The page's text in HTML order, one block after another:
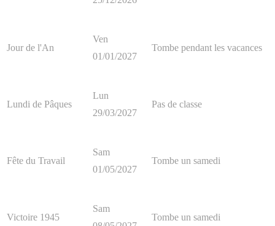
Jour de l'An
Ven
01/01/2027
Tombe pendant les vacances
Lundi de Pâques
Lun
29/03/2027
Pas de classe
Fête du Travail
Sam
01/05/2027
Tombe un samedi
Victoire 1945
Sam
Tombe un samedi